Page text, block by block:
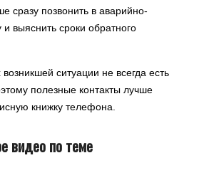
сразу позвонить в аварийно-
выяснить сроки обратного
возникшей ситуации не всегда есть
полезные контакты лучше
книжку телефона.
видео по теме